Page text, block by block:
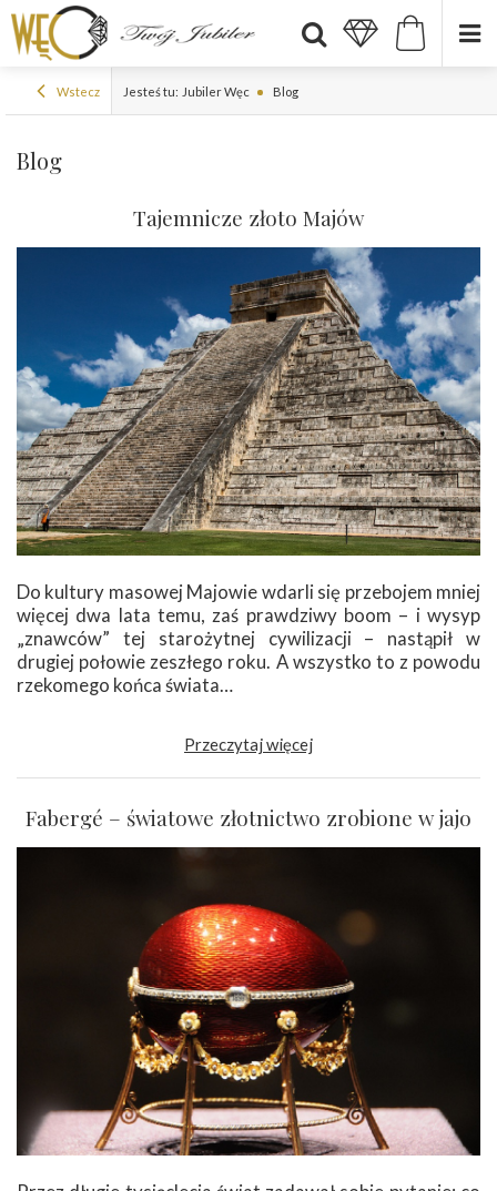
Wstecz Jesteś tu: Jubiler Węc Blog
Blog
Tajemnicze złoto Majów
Do kultury masowej Majowie wdarli się przebojem mniej
więcej dwa lata temu, zaś prawdziwy boom – i wysyp
„znawców” tej starożytnej cywilizacji – nastąpił w
drugiej połowie zeszłego roku. A wszystko to z powodu
rzekomego końca świata…
Przeczytaj więcej
Fabergé – światowe złotnictwo zrobione w jajo